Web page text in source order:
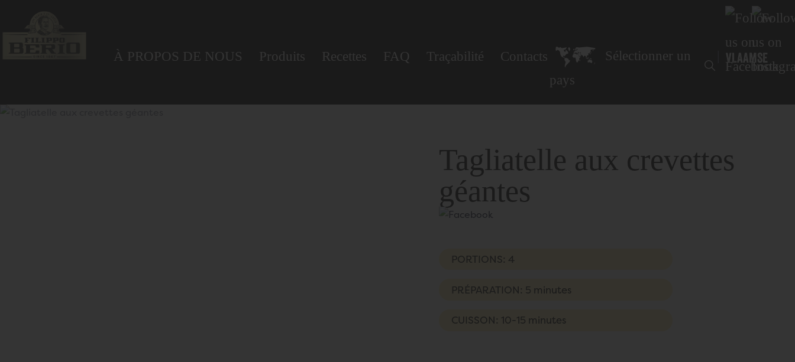
À PROPOS DE NOUS Produits Recettes FAQ Traçabilité Contacts
Français
Sélectionner un
pays
VLAAMSE
Tagliatelle aux crevettes
géantes
PORTIONS: 4
PRÉPARATION: 5 minutes
CUISSON: 10-15 minutes